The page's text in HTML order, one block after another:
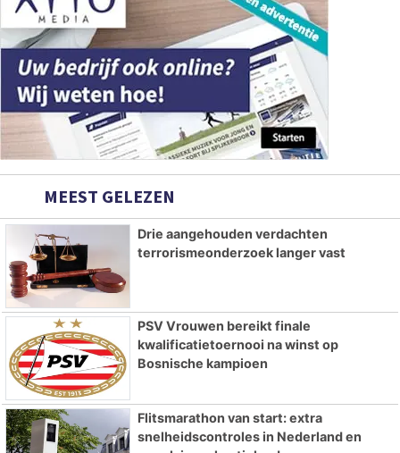
MEEST GELEZEN
Drie aangehouden verdachten
terrorismeonderzoek langer vast
PSV Vrouwen bereikt finale
kwalificatietoernooi na winst op
Bosnische kampioen
Flitsmarathon van start: extra
snelheidscontroles in Nederland en